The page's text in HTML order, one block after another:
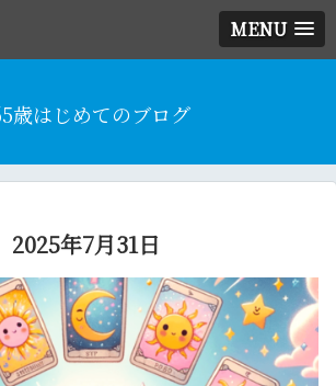
MENU
歳はじめてのブログ
年7月31日